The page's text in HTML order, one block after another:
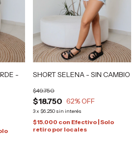
-
SHORT SELENA - SIN CAMBIO
$18.750
$49.750
62% OFF
3x $6.250 sin interés
$15.000 con Efectivo | Solo
retiro por locales